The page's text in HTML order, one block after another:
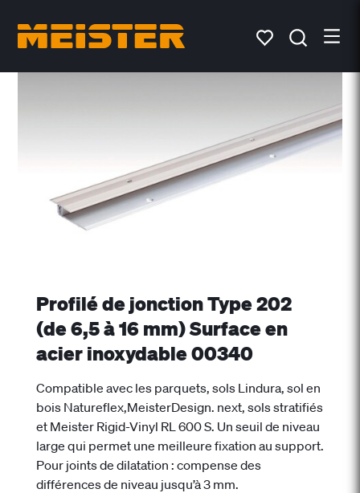
Profilé de jonction Type 202
(de 6,5 à 16 mm) Surface en
acier inoxydable 00340
Compatible avec les parquets, sols Lindura, sol en
bois Natureflex,MeisterDesign. next, sols stratifiés
et Meister Rigid-Vinyl RL 600 S. Un seuil de niveau
large qui permet une meilleure fixation au support.
Pour joints de dilatation : compense des
différences de niveau jusqu’à 3 mm.